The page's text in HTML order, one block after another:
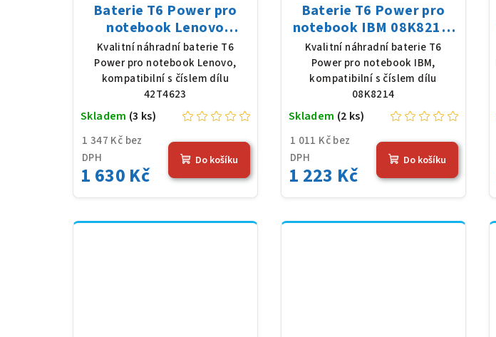
Baterie T6 Power pro
notebook Lenovo
42T4623, Li-Ion, 10,8 V,
7800 mAh (84 Wh), černá
Kvalitní náhradní baterie T6
Power pro notebook Lenovo,
kompatibilní s číslem dílu
42T4623
1 347 Kč bez
DPH
1 630 Kč
Skladem (3 ks)
Do košíku
Baterie T6 Power pro
notebook IBM 08K8214,
Li-Ion, 10,8 V, 5200 mAh
(56 Wh), černá
Kvalitní náhradní baterie T6
Power pro notebook IBM,
kompatibilní s číslem dílu
08K8214
1 011 Kč bez
DPH
1 223 Kč
Skladem (2 ks)
Do košíku